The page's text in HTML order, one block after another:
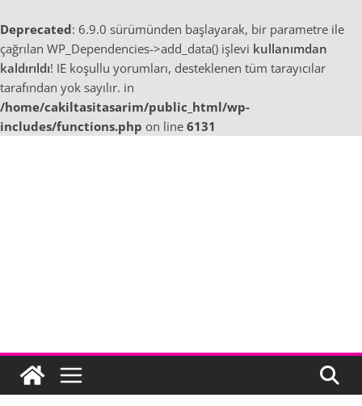
Deprecated: 6.9.0 sürümünden başlayarak, bir parametre ile
çağrılan WP_Dependencies->add_data() işlevi kullanımdan
kaldırıldı! IE koşullu yorumları, desteklenen tüm tarayıcılar
tarafından yok sayılır. in
/home/cakiltasitasarim/public_html/wp-
includes/functions.php on line 6131